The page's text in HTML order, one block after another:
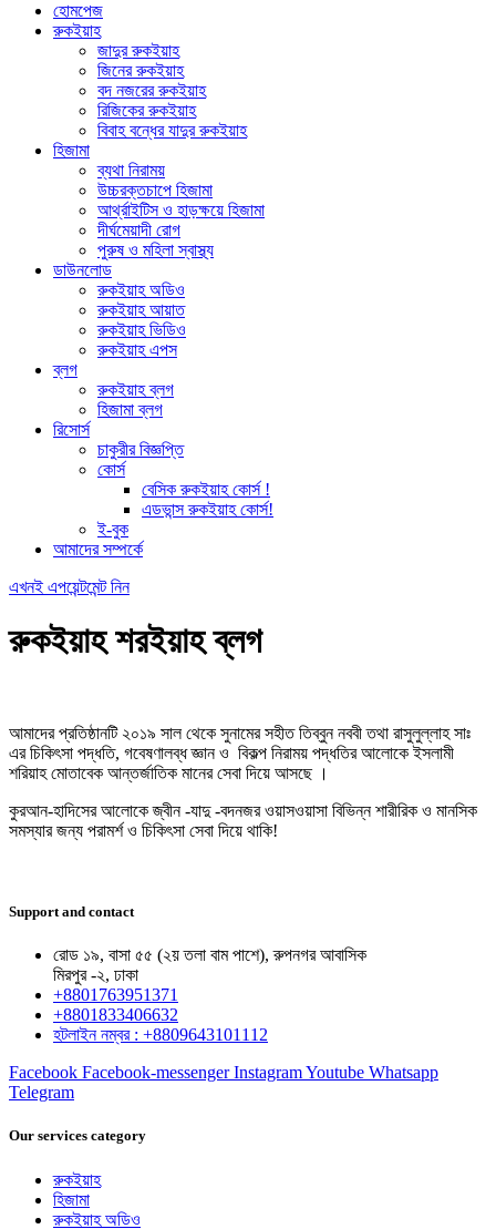
হোমপেজ
রুকইয়াহ
জাদুর রুকইয়াহ
জিনের রুকইয়াহ
বদ নজরের রুকইয়াহ
রিজিকের রুকইয়াহ
বিবাহ বন্ধের যাদুর রুকইয়াহ
হিজামা
ব্যথা নিরাময়
উচ্চরক্তচাপে হিজামা
আর্থ্রাইটিস ও হাড়ক্ষয়ে হিজামা
দীর্ঘমেয়াদী রোগ
পুরুষ ও মহিলা স্বাস্থ্য
ডাউনলোড
রুকইয়াহ অডিও
রুকইয়াহ আয়াত
রুকইয়াহ ভিডিও
রুকইয়াহ এপস
ব্লগ
রুকইয়াহ ব্লগ
হিজামা ব্লগ
রিসোর্স
চাকুরীর বিজ্ঞপ্তি
কোর্স
বেসিক রুকইয়াহ কোর্স !
এডভান্স রুকইয়াহ কোর্স!
ই-বুক
আমাদের সম্পর্কে
এখনই এপয়েন্টমেন্ট নিন
রুকইয়াহ শরইয়াহ ব্লগ
আমাদের প্রতিষ্ঠানটি ২০১৯ সাল থেকে সুনামের সহীত তিব্বুন নববী তথা রাসুলুল্লাহ সাঃ
এর চিকিৎসা পদ্ধতি, গবেষণালব্ধ জ্ঞান ও বিকল্প নিরাময় পদ্ধতির আলোকে ইসলামী
শরিয়াহ মোতাবেক আন্তর্জাতিক মানের সেবা দিয়ে আসছে ।
কুরআন-হাদিসের আলোকে জ্বীন -যাদু -বদনজর ওয়াসওয়াসা বিভিন্ন শারীরিক ও মানসিক
সমস্যার জন্য পরামর্শ ও চিকিৎসা সেবা দিয়ে থাকি!
Support and contact
রোড ১৯, বাসা ৫৫ (২য় তলা বাম পাশে), রুপনগর আবাসিক
মিরপুর -২, ঢাকা
+8801763951371
+8801833406632
হটলাইন নম্বর : +8809643101112
Facebook Facebook-messenger InstagramYoutube Whatsapp
Telegram
Our services category
রুকইয়াহ
হিজামা
রুকইয়াহ অডিও